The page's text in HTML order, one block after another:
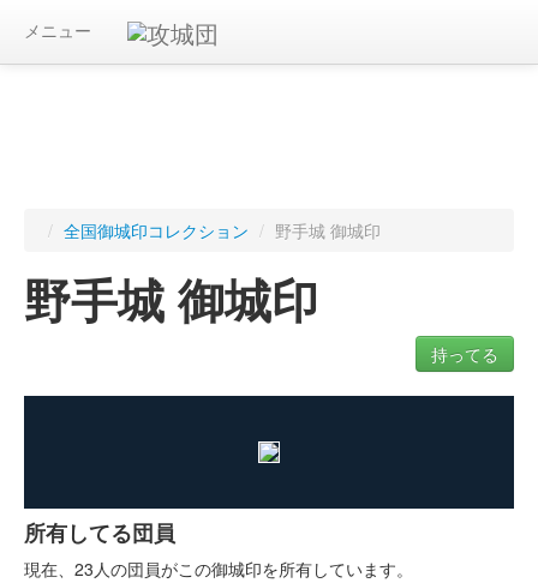
メニュー
/ 全国御城印コレクション / 野手城 御城印
野手城 御城印
持ってる
所有してる団員
現在、23人の団員がこの御城印を所有しています。